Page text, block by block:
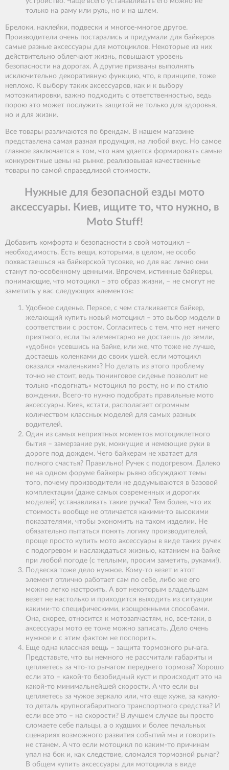
только на раму или руль, но и на шлем.
Брелоки, наклейки, подвески и многое-многое другое.
Производители очень постарались и придумали для байкеров
самые разные аксессуары для мотоциклов. Некоторые из них
действительно облегчают жизнь, повышают уровень
безопасности на дорогах. А другие призваны выполнять
исключительно декоративную функцию, что, в принципе, тоже
неплохо. К выбору таких аксессуаров, как и к выбору
мотоэкипировки, важно подходить с ответственностью, ведь
порою это может послужить защитой не только для здоровья,
но и для жизни.
Все товары различаются по брендам. В нашем магазине
представлена самая разная продукция, на любой вкус. Но самое
главное заключается в том, что нам удается формировать самые
конкурентные цены на рынке, реализовывая качественные
товары по самой справедливой стоимости.
Нужные для безопасной езды мото
аксессуары. Киев, ищите то, что нужно, в
Moto Stuff!
Добавить комфорта и безопасности в свой мотоцикл –
необходимость. Есть вещи, которыми, в целом, не особо
похвастаешься на байкерской тусовке, но для вас лично они
станут по-особенному ценными. Впрочем, истинные байкеры,
понимающие, что мотоцикл – это образ жизни, – не смогут не
заметить у вас следующих элементов:
Удобное сиденье. Первое, с чем сталкивается байкер,
желающий купить новый мотоцикл – это выбор модели в
соответствии с ростом. Согласитесь с тем, что нет ничего
приятного, если ты элементарно не достаешь до земли,
«удобно» усевшись на байке, или же, что тоже не лучше,
достаешь коленками до своих ушей, если мотоцикл
оказался «маленьким»? Но делать из этого проблему
точно не стоит, ведь тюнинговое сиденье позволит не
только «подогнать» мотоцикл по росту, но и по стилю
вождения. Всего-то нужно подобрать правильные мото
аксессуары. Киев, кстати, располагает огромным
количеством классных моделей для самых разных
водителей.
Один из самых неприятных моментов мотоциклетного
бытия – замерзание рук, мокнущие и немеющие руки в
дороге под дождем. Чего байкерам не хватает для
полного счастья? Правильно! Ручек с подогревом. Далеко
не на одном форуме байкеры рьяно обсуждают темы
того, почему производители не додумываются в базовой
комплектации (даже самых современных и дорогих
моделей) устанавливать такие ручки? Тем более, что их
стоимость вообще не отличается какими-то высокими
показателями, чтобы экономить на таком изделии. Не
обязательно пытаться понять логику производителей,
проще просто купить мото аксессуары в виде таких ручек
с подогревом и наслаждаться жизнью, катанием на байке
при любой погоде (с теплыми, просим заметить, руками!).
Подвеска тоже дело нужное. Кому-то везет и этот
элемент отлично работает сам по себе, либо же его
можно легко настроить. А вот некоторым владельцам
везет не настолько и приходится выходить из ситуации
какими-то специфическими, изощренными способами.
Она, скорее, относится к мотозапчастям, но, все-таки, в
аксессуары мото ее тоже можно записать. Дело очень
нужное и с этим фактом не поспорить.
Еще одна классная вещь – защита тормозного рычага.
Представьте, что вы немного не рассчитали габариты и
цепляетесь за что-то рычагом переднего тормоза? Хорошо
если это – какой-то безобидный куст и происходит это на
какой-то минимальнейшей скорости. А что если вы
цепляетесь за чужое зеркало или, что еще хуже, за какую-
то деталь крупногабаритного транспортного средства? И
если все это – на скорости? В лучшем случае вы просто
сломаете себе пальцы, а о худших и более печальных
сценариях возможного развития событий мы и говорить
не станем. А что если мотоцикл по каким-то причинам
упал на бок и, как следствие, сломался тормозной рычаг?
В общем купить аксессуары для мотоцикла в виде